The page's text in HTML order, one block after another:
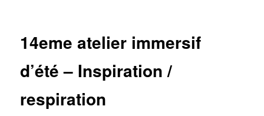
14eme atelier immersif
d’été – Inspiration /
respiration